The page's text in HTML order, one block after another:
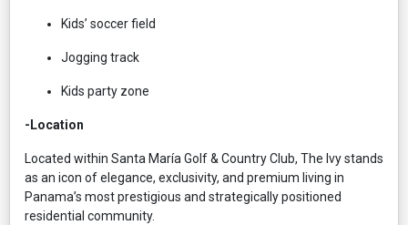
Kids’ soccer field
Jogging track
Kids party zone
-Location
Located within Santa María Golf & Country Club, The Ivy stands
as an icon of elegance, exclusivity, and premium living in
Panama’s most prestigious and strategically positioned
residential community.